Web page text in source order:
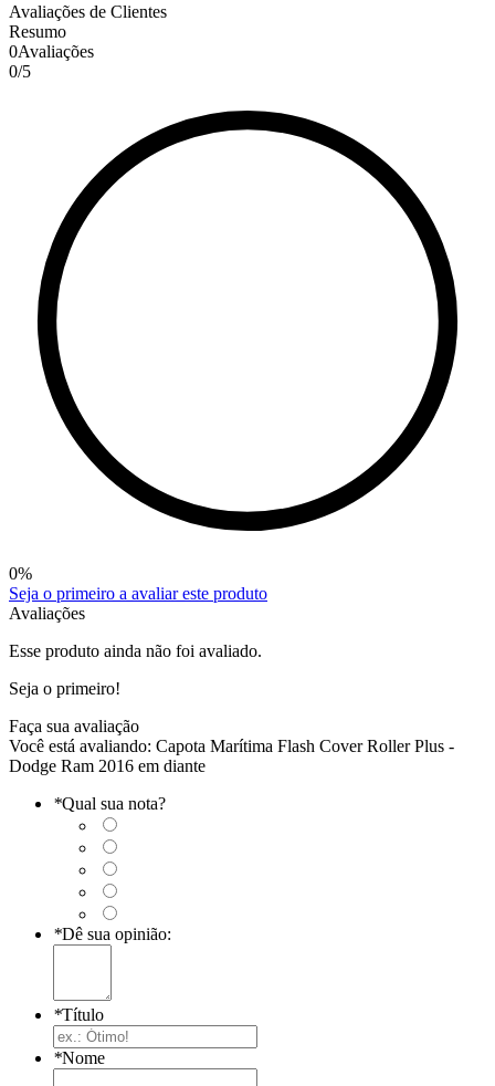
Avaliações de Clientes
Resumo
0Avaliações
0/5
0%
Seja o primeiro a avaliar este produto
Avaliações
Esse produto ainda não foi avaliado.
Seja o primeiro!
Faça sua avaliação
Você está avaliando: Capota Marítima Flash Cover Roller Plus -
Dodge Ram 2016 em diante
*Qual sua nota?
*Dê sua opinião:
*Título
*Nome